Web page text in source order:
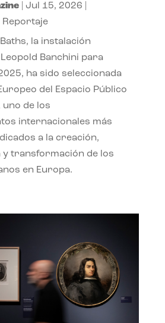
| Jul 15, 2026
Reportaje
la instalación
Banchini para
ha sido seleccionada
del Espacio Público
uno de los
internacionales más
a la creación,
transformación de los
en Europa.